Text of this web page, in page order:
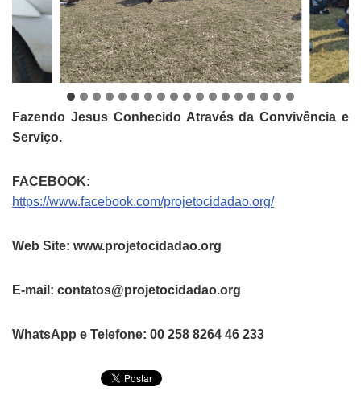
Fazendo Jesus Conhecido Através da Convivência e
Serviço.
FACEBOOK:
https://www.facebook.com/projetocidadao.org/
Web Site: www.projetocidadao.org
E-mail: contatos@projetocidadao.org
WhatsApp e Telefone: 00 258 8264 46 233